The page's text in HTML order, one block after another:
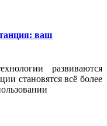
ваш
развиваются
становятся всё более